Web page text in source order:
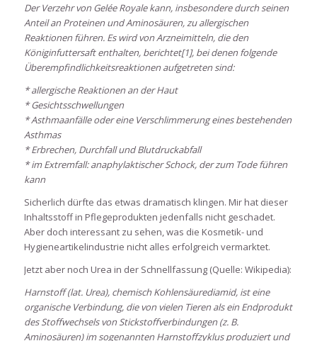
Der Verzehr von Gelée Royale kann, insbesondere durch seinen
Anteil an Proteinen und Aminosäuren, zu allergischen
Reaktionen führen. Es wird von Arzneimitteln, die den
Königinfuttersaft enthalten, berichtet[1], bei denen folgende
Überempfindlichkeitsreaktionen aufgetreten sind:
* allergische Reaktionen an der Haut
* Gesichtsschwellungen
* Asthmaanfälle oder eine Verschlimmerung eines bestehenden
Asthmas
* Erbrechen, Durchfall und Blutdruckabfall
* im Extremfall: anaphylaktischer Schock, der zum Tode führen
kann
Sicherlich dürfte das etwas dramatisch klingen. Mir hat dieser
Inhaltsstoff in Pflegeprodukten jedenfalls nicht geschadet.
Aber doch interessant zu sehen, was die Kosmetik- und
Hygieneartikelindustrie nicht alles erfolgreich vermarktet.
Jetzt aber noch Urea in der Schnellfassung (Quelle: Wikipedia):
Harnstoff (lat. Urea), chemisch Kohlensäurediamid, ist eine
organische Verbindung, die von vielen Tieren als ein Endprodukt
des Stoffwechsels von Stickstoffverbindungen (z. B.
Aminosäuren) im sogenannten Harnstoffzyklus produziert und